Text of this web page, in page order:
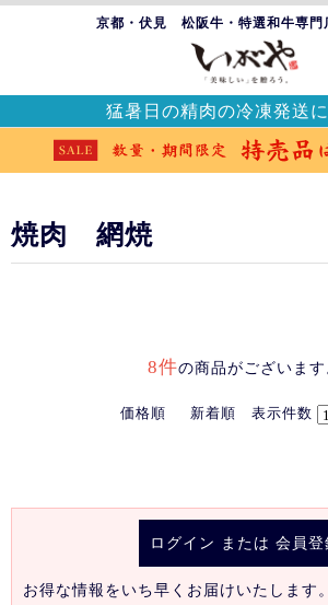
京都・伏見 松阪牛・特選和牛専
猛暑日の精肉の冷凍発送
焼肉 網焼
8件の商品がございます
価格順 新着順 表示件数
ログイン または 会員登
お得な情報をいち早くお届けいたします